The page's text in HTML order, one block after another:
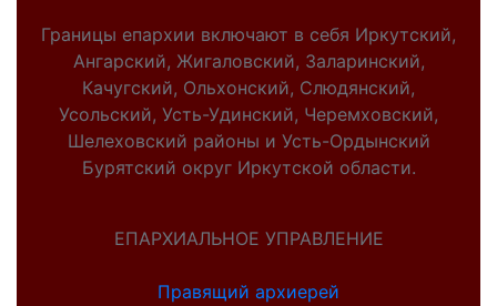
Границы епархии включают в себя Иркутский,
Ангарский, Жигаловский, Заларинский,
Качугский, Ольхонский, Слюдянский,
Усольский, Усть-Удинский, Черемховский,
Шелеховский районы и Усть-Ордынский
Бурятский округ Иркутской области.
ЕПАРХИАЛЬНОЕ УПРАВЛЕНИЕ
Правящий архиерей